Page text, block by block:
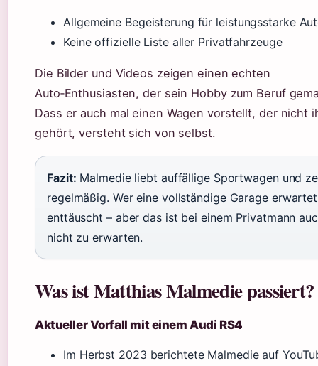
Allgemeine Begeisterung für leistungsstarke
Keine offizielle Liste aller Privatfahrzeuge
Die Bilder und Videos zeigen einen echten
Auto‑Enthusiasten, der sein Hobby zum Beruf
Dass er auch mal einen Wagen vorstellt, der nicht
gehört, versteht sich von selbst.
Fazit: Malmedie liebt auffällige Sportwagen und
regelmäßig. Wer eine vollständige Garage
enttäuscht – aber das ist bei einem Privatmann
nicht zu erwarten.
Was ist Matthias Malmedie passiert?
Aktueller Vorfall mit einem Audi RS4
Im Herbst 2023 berichtete Malmedie auf